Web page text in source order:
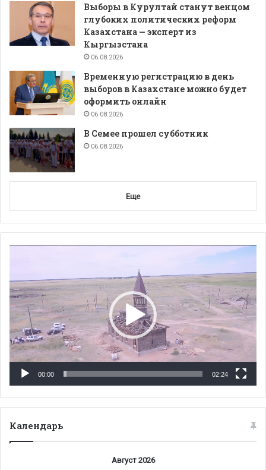
Выборы в Курултай станут венцом
глубоких политических реформ
Казахстана — эксперт из
Кыргызстана
06.08.2026
Временную регистрацию в день
выборов в Казахстане можно будет
оформить онлайн
06.08.2026
В Семее прошел субботник
06.08.2026
Еще
00:00 02:24
Календарь
Август 2026